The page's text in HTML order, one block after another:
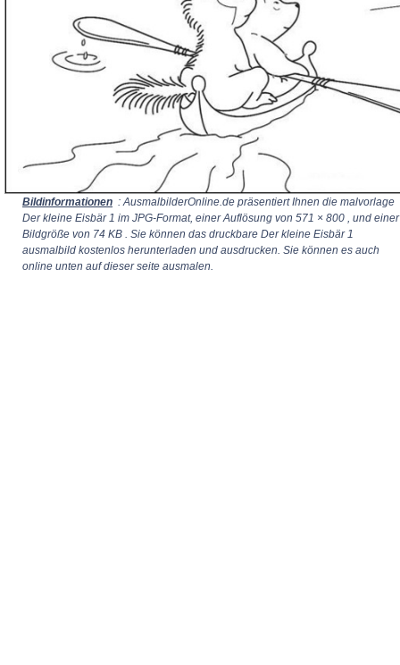
Bildinformationen : AusmalbilderOnline.de präsentiert Ihnen die malvorlage
Der kleine Eisbär 1 im JPG-Format, einer Auflösung von 571 × 800 , und einer
Bildgröße von 74 KB . Sie können das druckbare Der kleine Eisbär 1
ausmalbild kostenlos herunterladen und ausdrucken. Sie können es auch
online unten auf dieser seite ausmalen.